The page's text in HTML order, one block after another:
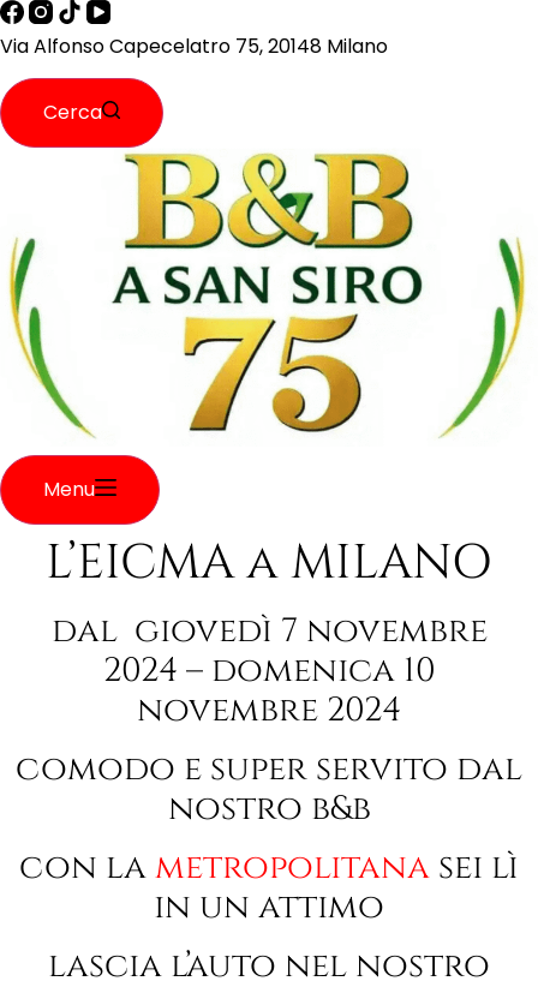
Via Alfonso Capecelatro 75, 20148 Milano
Cerca
Menu
L’EICMA a MILANO
dal giovedì 7 novembre
2024 – domenica 10
novembre 2024
comodo e super servito dal
nostro b&b
con lametropolitana sei lì
in un attimo
lascia l’auto nel nostro